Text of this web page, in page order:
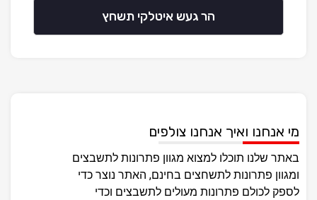
הר געש איטלקי תשחץ
מי אנחנו ואיך אנחנו צולפים
באתר שלנו תוכלו למצוא מגוון פתרונות לתשבצים
ומגוון פתרונות לתשחצים בחינם, האתר נוצר כדי
לספק לכולם פתרונות מעולים לתשבצים וכדי